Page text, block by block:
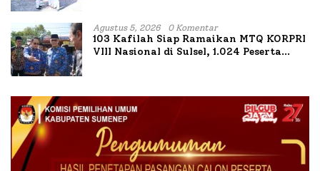
Agustus 5, 2026 0 Komentar
103 Kafilah Siap Ramaikan MTQ KORPRI
VIII Nasional di Sulsel, 1.024 Peserta